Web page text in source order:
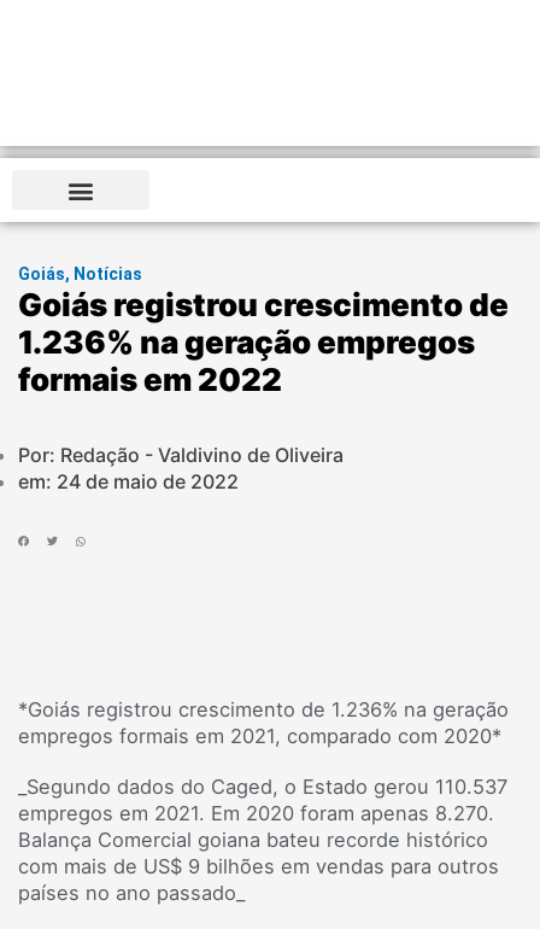
Goiás, Notícias
Goiás registrou crescimento de
1.236% na geração empregos
formais em 2022
Por: Redação - Valdivino de Oliveira
em: 24 de maio de 2022
*Goiás registrou crescimento de 1.236% na geração
empregos formais em 2021, comparado com 2020*
_Segundo dados do Caged, o Estado gerou 110.537
empregos em 2021. Em 2020 foram apenas 8.270.
Balança Comercial goiana bateu recorde histórico
com mais de US$ 9 bilhões em vendas para outros
países no ano passado_